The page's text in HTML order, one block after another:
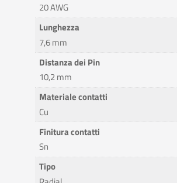
20 AWG
Lunghezza
7,6 mm
Distanza dei Pin
10,2 mm
Materiale contatti
Cu
Finitura contatti
Sn
Tipo